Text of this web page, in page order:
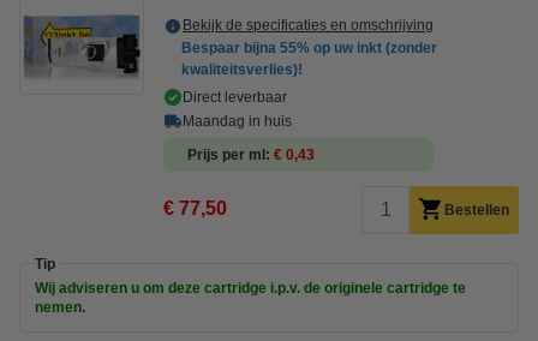
Bekijk de specificaties en omschrijving
Bespaar bijna 55% op uw inkt (zonder
kwaliteitsverlies)!
Direct leverbaar
Maandag in huis
Prijs per ml
€ 0,43
€ 77,50 Bestellen
Tip
Wij adviseren u om deze cartridge i.p.v. de originele cartridge te
nemen.